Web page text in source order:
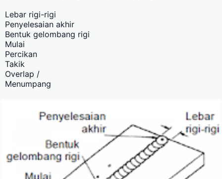
Lebar rigi-rigi
Penyelesaian akhir
Bentuk gelombang rigi
Mulai
Percikan
Takik
Overlap /
Menumpang